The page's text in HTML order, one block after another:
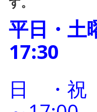
す。
平日・
17:30
日 ・